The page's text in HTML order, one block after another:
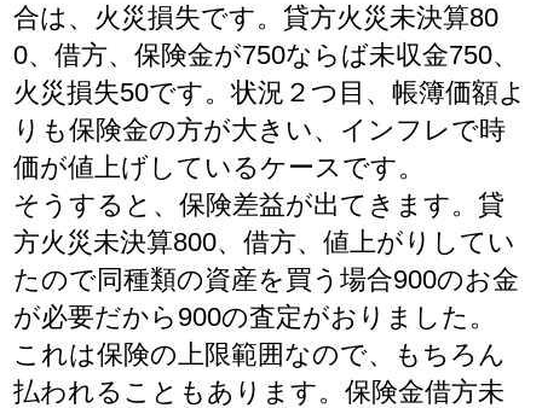
合は、火災損失です。貸方火災未決算80
0、借方、保険金が750ならば未収金750、
火災損失50です。状況２つ目、帳簿価額よ
りも保険金の方が大きい、インフレで時
価が値上げしているケースです。
そうすると、保険差益が出てきます。貸
方火災未決算800、借方、値上がりしてい
たので同種類の資産を買う場合900のお金
が必要だから900の査定がおりました。
これは保険の上限範囲なので、もちろん
払われることもあります。保険金借方未